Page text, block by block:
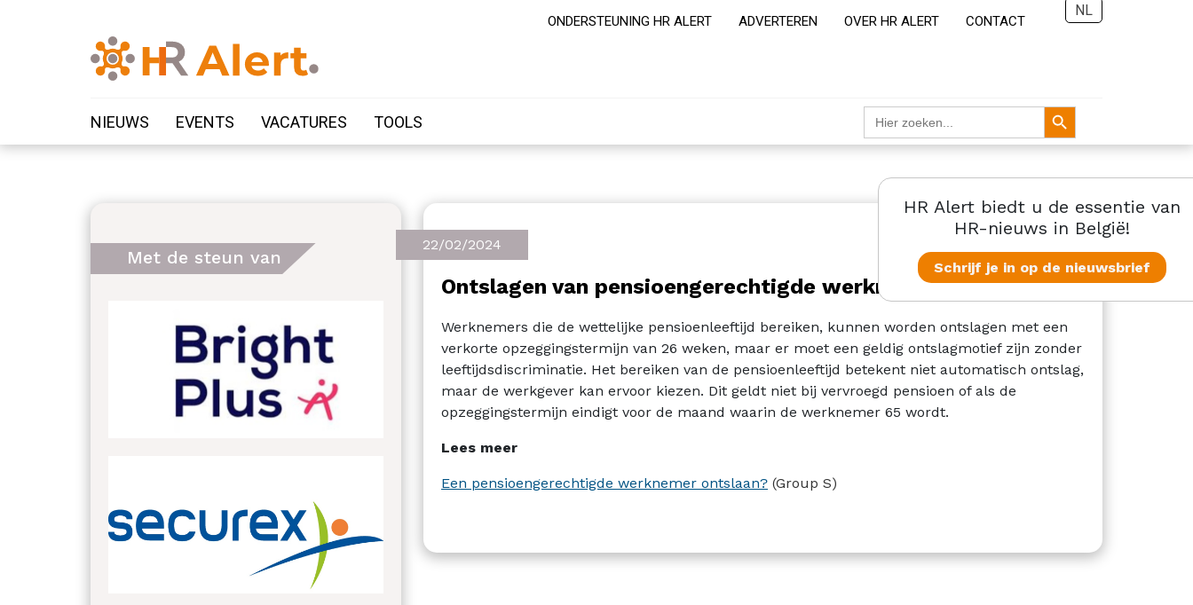
ONDERSTEUNING HR ALERT ADVERTEREN OVER HR ALERT CONTACT
NL
NIEUWS EVENTS VACATURES TOOLS
Zoek
naar:
Zoekknop
Met de steun van
HR Alert biedt u de essentie van
HR-nieuws in België!
Schrijf je in op de nieuwsbrief
22/02/2024
Ontslagen van pensioengerechtigde werknemers
Werknemers die de wettelijke pensioenleeftijd bereiken, kunnen worden ontslagen met een
verkorte opzeggingstermijn van 26 weken, maar er moet een geldig ontslagmotief zijn zonder
leeftijdsdiscriminatie. Het bereiken van de pensioenleeftijd betekent niet automatisch ontslag,
maar de werkgever kan ervoor kiezen. Dit geldt niet bij vervroegd pensioen of als de
opzeggingstermijn eindigt voor de maand waarin de werknemer 65 wordt.
Lees meer
Een pensioengerechtigde werknemer ontslaan? (Group S)